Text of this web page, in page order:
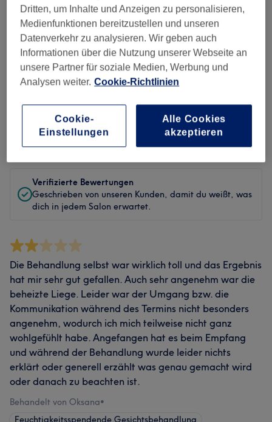
Service
Bewertungen filtern
Nach Sternen filtern
Verifizierte Bewertungen
Geschrieben von unseren Kunden, damit du weißt, was
dich in jedem Salon erwartet.
Die Behandlung selbst war wirklich toll und das Ergebnis
hat mir sehr gut gefallen. Auch sehr angenehm war die
beheizte Liege. Leider war der Umgang bzw. die
Kommunikation während des Termins nicht besonders
angenehm, wodurch ich mich teilweise nicht ganz
wohlgefühlt habe. Angefangen hat es beim Empfang
und während der Behandlung wurde leider nichts
erklärt oder generell erzählt was genau gemacht wird
oder danach zu beachten ist.
Behandelt von Oksana•
Feuchtigkeitsspendende Gesichtsbehandlung
Dritten, um Inhalte und Anzeigen zu personalisieren,
Medienfunktionen bereitzustellen und unseren
Datenverkehr zu analysieren. Wir geben auch
Informationen über die Nutzung unserer Webseite an
unsere Partner für soziale Medien, Werbung und
Analysen weiter. Cookie-Richtlinien
Cookie-
Einstellungen
Alle Cookies
akzeptieren